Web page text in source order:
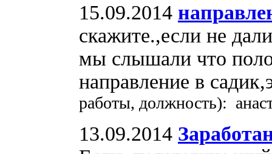
15.09.2014
скажите.,если не
мы слышали что
направление в
работы, должность):
13.09.2014